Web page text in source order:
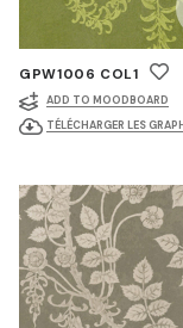
GPW1006 COL1
ADD TO MOODBOARD
TÉLÉCHARGER LES